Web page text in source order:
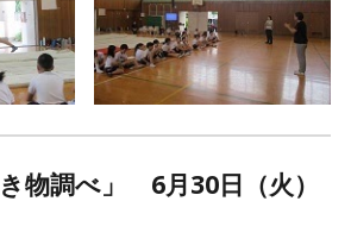
物調べ」 6月30日（火）